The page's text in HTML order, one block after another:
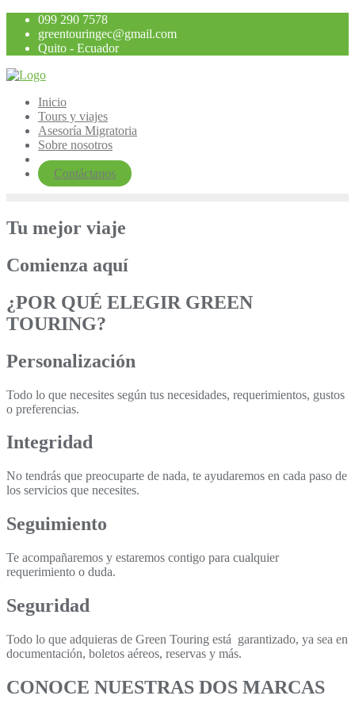
Saltar
contenido
099 290 7578
greentouringec@gmail.com
Quito - Ecuador
Inicio
Tours y viajes
Asesoría Migratoria
Sobre nosotros
Contáctanos
Tu mejor viaje
Comienza aquí
¿POR QUÉ ELEGIR GREEN
TOURING?
Personalización
Todo lo que necesites según tus necesidades, requerimientos, gustos
o preferencias.
Integridad
No tendrás que preocuparte de nada, te ayudaremos en cada paso de
los servicios que necesites.
Seguimiento
Te acompañaremos y estaremos contigo para cualquier
requerimiento o duda.
Seguridad
Todo lo que adquieras de Green Touring está garantizado, ya sea en
documentación, boletos aéreos, reservas y más.
CONOCE NUESTRAS DOS MARCAS